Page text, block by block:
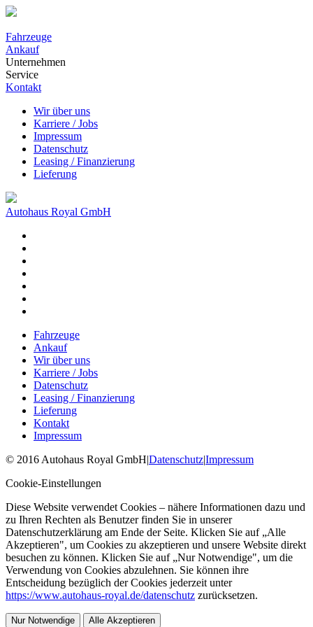
Fahrzeuge
Ankauf
Unternehmen
Service
Kontakt
Wir über uns
Karriere / Jobs
Impressum
Datenschutz
Leasing / Finanzierung
Lieferung
Autohaus Royal GmbH
Fahrzeuge
Ankauf
Wir über uns
Karriere / Jobs
Datenschutz
Leasing / Finanzierung
Lieferung
Kontakt
Impressum
© 2016 Autohaus Royal GmbH|Datenschutz|Impressum
Cookie-Einstellungen
Diese Website verwendet Cookies – nähere Informationen dazu und
zu Ihren Rechten als Benutzer finden Sie in unserer
Datenschutzerklärung am Ende der Seite. Klicken Sie auf „Alle
Akzeptieren", um Cookies zu akzeptieren und unsere Website direkt
besuchen zu können. Klicken Sie auf „Nur Notwendige", um die
Verwendung von Cookies abzulehnen. Sie können ihre
Entscheidung bezüglich der Cookies jederzeit unter
https://www.autohaus-royal.de/datenschutz zurücksetzen.
Nur Notwendige Alle Akzeptieren